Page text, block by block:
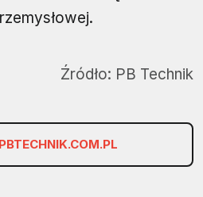
Źródło: PB Technik
PBTECHNIK.COM.PL